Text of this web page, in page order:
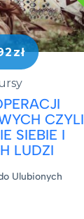
CZYLI
SIEBIE I
LUDZI
Ulubionych